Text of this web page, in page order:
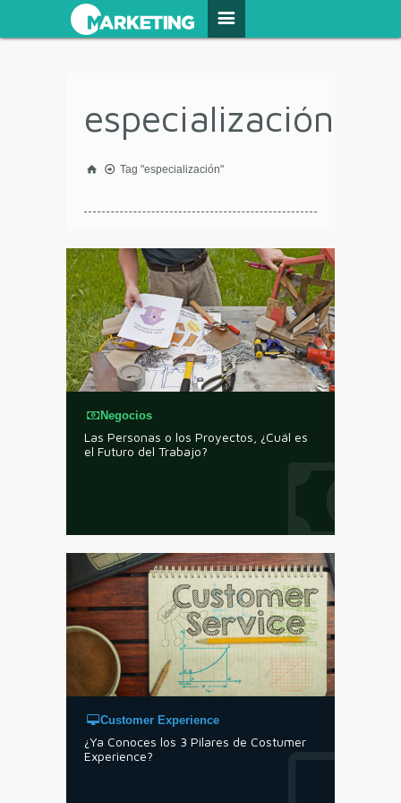
especialización
Tag "especialización"
Negocios
Las Personas o los Proyectos, ¿Cuál es
el Futuro del Trabajo?
Customer Experience
¿Ya Conoces los 3 Pilares de Costumer
Experience?